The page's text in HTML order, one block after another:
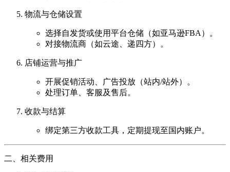
物流与仓储设置
选择自发货或使用平台仓储（如亚马逊FBA）。
对接物流商（如云途、递四方）。
店铺运营与推广
开展促销活动、广告投放（站内/站外）。
处理订单、客服及售后。
收款与结算
绑定第三方收款工具，定期提现至国内账户。
二、相关费用